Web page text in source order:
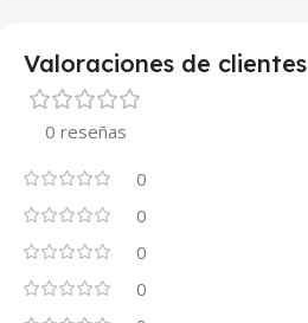
Valoraciones de clientes
0 reseñas
0
0
0
0